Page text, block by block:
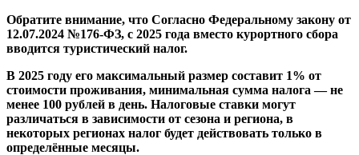
Обратите внимание, что Согласно Федеральному закону от
12.07.2024 №176-ФЗ, с 2025 года вместо курортного сбора
вводится туристический налог.
В 2025 году его максимальный размер составит 1% от
стоимости проживания, минимальная сумма налога — не
менее 100 рублей в день. Налоговые ставки могут
различаться в зависимости от сезона и региона, в
некоторых регионах налог будет действовать только в
определённые месяцы.